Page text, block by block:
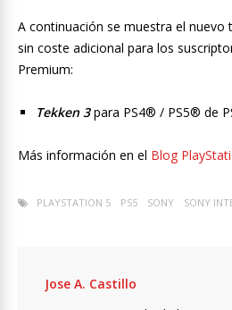
A continuación se muestra el nuevo
sin coste adicional para los
Premium:
Tekken 3para PS4® / PS5® de
Más información en el Blog
PLAYSTATION 5 PS5 SONY SONY
Jose A. Castillo